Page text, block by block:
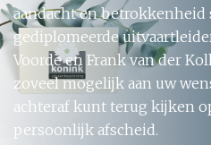
aandacht en betrokkenheid
gediplomeerde
Voorde en Frank van der
zoveel mogelijk aan uw
achteraf kunt terug kijken
persoonlijk afscheid.